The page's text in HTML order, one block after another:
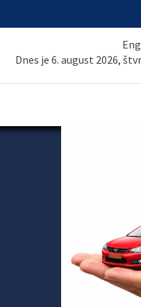
Dnes je 6. august 2026,